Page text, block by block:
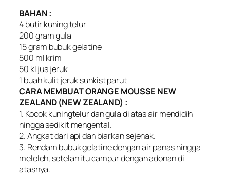
BAHAN :
4 butir kuning telur
200 gram gula
15 gram bubuk gelatine
500 ml krim
50 kl jus jeruk
1 buah kulit jeruk sunkist parut
CARA MEMBUAT ORANGE MOUSSE NEW
ZEALAND (NEW ZEALAND) :
1. Kocok kuningtelur dan gula di atas air mendidih
hingga sedikit mengental.
2. Angkat dari api dan biarkan sejenak.
3. Rendam bubuk gelatine dengan air panas hingga
meleleh, setelah itu campur dengan adonan di
atasnya.